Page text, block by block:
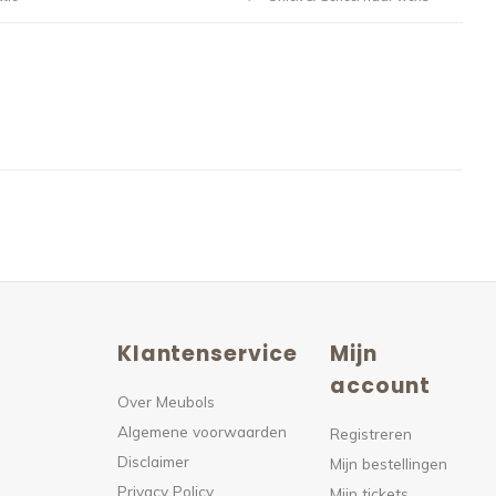
Klantenservice
Over Meubols
Algemene voorwaarden
Disclaimer
Privacy Policy
Mijn
account
Registreren
Mijn bestellingen